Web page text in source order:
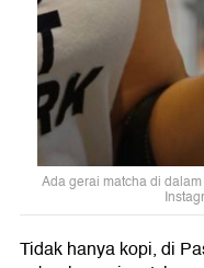
Ada gerai matcha di
Tidak hanya kopi, di